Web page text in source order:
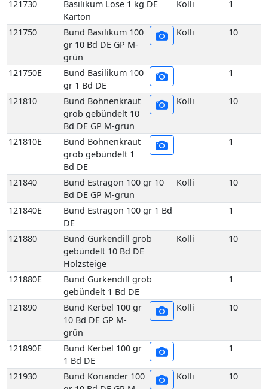
Bd DE GP M-grün
Bund Bohnenkraut
grob gebündelt 1
Bd DE
Bund Estragon 100 gr 10
Bd DE GP M-grün
Bund Estragon 100 gr 1 Bd
DE
Bund Gurkendill grob
gebündelt 10 Bd DE
Holzsteige
Bund Gurkendill grob
gebündelt 1 Bd DE
121890
Bund Kerbel 100 gr
10 Bd DE GP M-
grün
Kolli 10
Bund Kerbel 100 gr
1 Bd DE
Bund Koriander 100
gr 10 Bd DE GP M-
grün
Bund Koriander 100
gr 1 Bd DE
Bund Liebstöckel 100 gr 10
Bd DE GP M-grün
121970E
Bund Liebstöckel 100 gr 1
Bd DE
1
122010
Bund Majoran 100
Kolli 10